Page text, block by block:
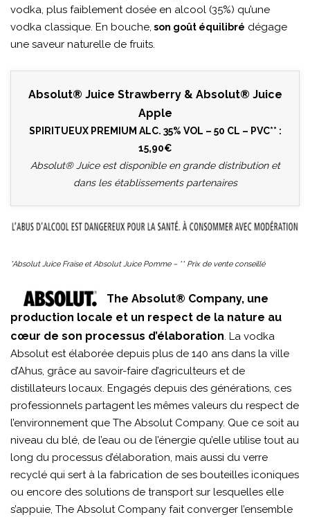
vodka, plus faiblement dosée en alcool (35%) qu’une
vodka classique. En bouche, son goût équilibré dégage
une saveur naturelle de fruits.
Absolut® Juice Strawberry & Absolut® Juice
Apple
SPIRITUEUX PREMIUM ALC. 35% VOL – 50 CL – PVC** :
15,90€
Absolut® Juice est disponible en grande distribution et
dans les établissements partenaires
*Absolut Juice Fraise et Absolut Juice Pomme – ** Prix de vente conseillé
The Absolut® Company, une
production locale et un respect de la nature au
cœur de son processus d’élaboration. La vodka
Absolut est élaborée depuis plus de 140 ans dans la ville
d’Ahus, grâce au savoir-faire d’agriculteurs et de
distillateurs locaux. Engagés depuis des générations, ces
professionnels partagent les mêmes valeurs du respect de
l’environnement que The Absolut Company. Que ce soit au
niveau du blé, de l’eau ou de l’énergie qu’elle utilise tout au
long du processus d’élaboration, mais aussi du verre
recyclé qui sert à la fabrication de ses bouteilles iconiques
ou encore des solutions de transport sur lesquelles elle
s’appuie, The Absolut Company fait converger l’ensemble